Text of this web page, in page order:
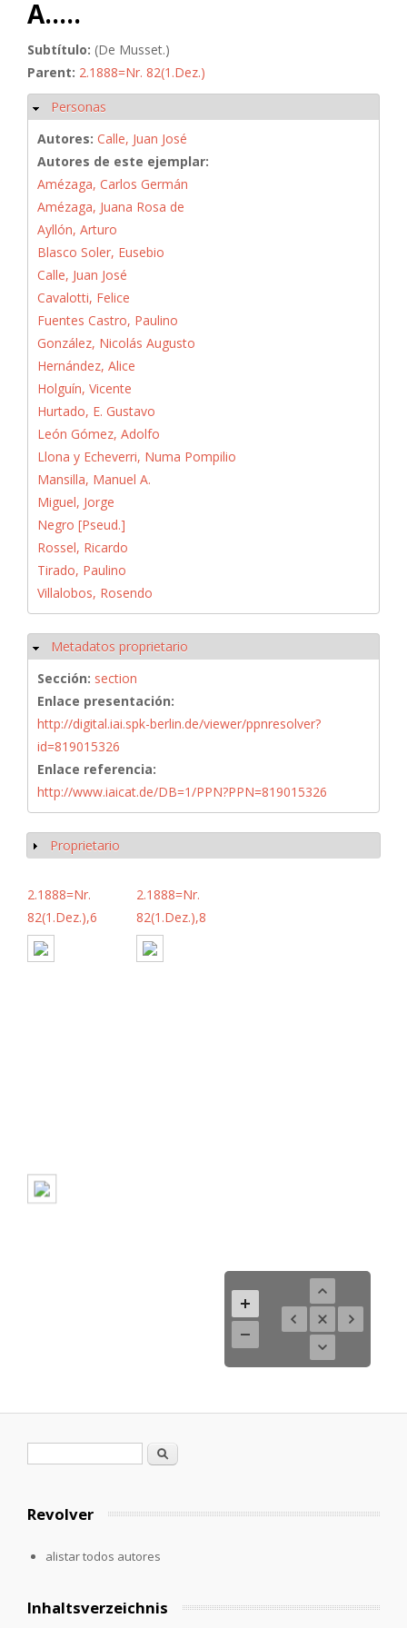
A.....
Subtítulo: (De Musset.)
Parent: 2.1888=Nr. 82(1.Dez.)
Ocultar
Personas
Autores: Calle, Juan José
Autores de este ejemplar:
Amézaga, Carlos Germán
Amézaga, Juana Rosa de
Ayllón, Arturo
Blasco Soler, Eusebio
Calle, Juan José
Cavalotti, Felice
Fuentes Castro, Paulino
González, Nicolás Augusto
Hernández, Alice
Holguín, Vicente
Hurtado, E. Gustavo
León Gómez, Adolfo
Llona y Echeverri, Numa Pompilio
Mansilla, Manuel A.
Miguel, Jorge
Negro [Pseud.]
Rossel, Ricardo
Tirado, Paulino
Villalobos, Rosendo
Ocultar
Metadatos proprietario
Sección: section
Enlace presentación:
http://digital.iai.spk-berlin.de/viewer/ppnresolver?
id=819015326
Enlace referencia:
http://www.iaicat.de/DB=1/PPN?PPN=819015326
Mostrar
Proprietario
2.1888=Nr.
82(1.Dez.),6
2.1888=Nr.
82(1.Dez.),8
Formulario de búsqueda
Buscar
Revolver
alistar todos autores
Inhaltsverzeichnis